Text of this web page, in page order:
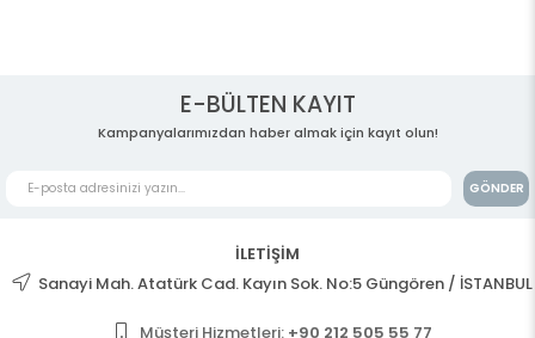
E-BÜLTEN KAYIT
Kampanyalarımızdan haber almak için kayıt olun!
GÖNDER
İLETİŞİM
Sanayi Mah. Atatürk Cad. Kayın Sok. No:5 Güngören / İSTANBUL
Müşteri Hizmetleri: +90 212 505 55 77